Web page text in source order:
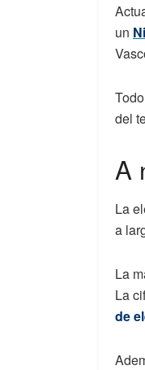
un
del
A
La
a
La
La
de